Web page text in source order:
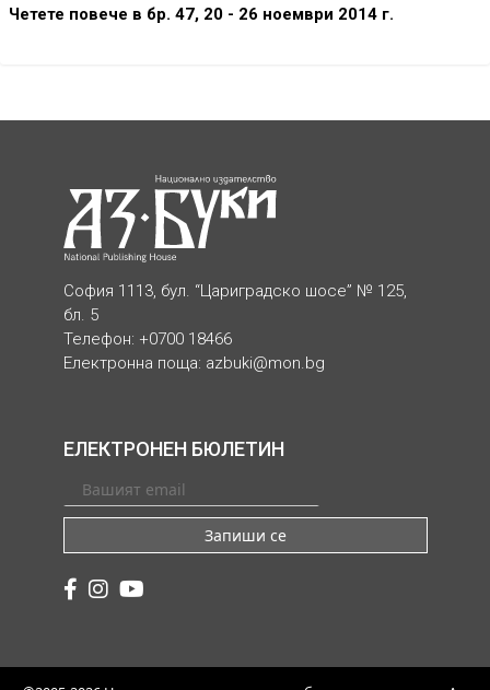
Четете повече в бр. 47, 20 - 26 ноември 2014 г.
София 1113, бул. “Цариградско шосе” № 125,
бл. 5
Телефон: +0700 18466
Електронна поща: azbuki@mon.bg
ЕЛЕКТРОНЕН БЮЛЕТИН
Запиши се